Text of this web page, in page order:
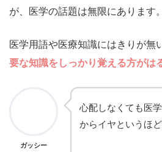
が、医学の話題は無限にあります。
医学用語や医療知識にはきりが無
要な知識をしっかり覚える方がは
ガッシー
心配しなくても医
からイヤというほ